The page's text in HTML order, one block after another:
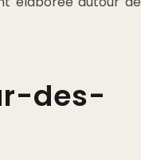
des-